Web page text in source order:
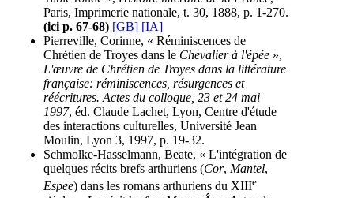
Paris, Imprimerie nationale, t. 30, 1888, p. 1-270.
(ici p. 67-68) [GB] [IA]
Pierreville, Corinne, « Réminiscences de
Chrétien de Troyes dans le Chevalier à l'épée »,
L'œuvre de Chrétien de Troyes dans la littérature
française: réminiscences, résurgences et
réécritures. Actes du colloque, 23 et 24 mai
1997, éd. Claude Lachet, Lyon, Centre d'étude
des interactions culturelles, Université Jean
Moulin, Lyon 3, 1997, p. 19-32.
Schmolke-Hasselmann, Beate, « L'intégration de
quelques récits brefs arthuriens (Cor, Mantel,
Espee) dans les romans arthuriens du XIIIe